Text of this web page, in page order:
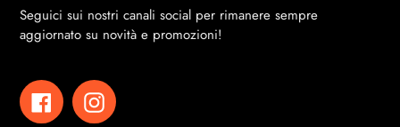
Seguici sui nostri canali social per rimanere sempre
aggiornato su novità e promozioni!
FacebookInstagram